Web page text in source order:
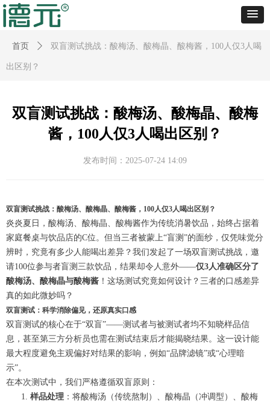
首页 ꄲ 双盲测试挑战：酸梅汤、酸梅晶、酸梅酱，100人仅3人喝
出区别？
双盲测试挑战：酸梅汤、酸梅晶、酸梅
酱，100人仅3人喝出区别？
双盲测试挑战：酸梅汤、酸梅晶、酸梅酱，100人仅3人喝出区别？
炎炎夏日，酸梅汤、酸梅晶、酸梅酱作为传统消暑饮品，始终占据着
家庭餐桌与饮品店的C位。但当三者被蒙上“盲测”的面纱，仅凭味觉分
辨时，究竟有多少人能喝出差异？我们发起了一场双盲测试挑战，邀
请100位参与者盲测三款饮品，结果却令人意外——仅3人准确区分了
酸梅汤、酸梅晶与酸梅酱 ！这场测试究竟如何设计？三者的口感差异
真的如此微妙吗？
双盲测试：科学消除偏见，还原真实口感
双盲测试的核心在于“双盲”——测试者与被测试者均不知晓样品信
息，甚至第三方分析员也需在测试结束后才能揭晓结果。这一设计能
最大程度避免主观偏好对结果的影响，例如“品牌滤镜”或“心理暗
示”。
在本次测试中，我们严格遵循双盲原则：
样品处理 ：将酸梅汤（传统熬制）、酸梅晶（冲调型）、酸梅
发布时间： 2025-07-24 14:09